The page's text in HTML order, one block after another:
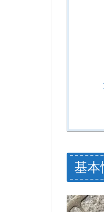
基本